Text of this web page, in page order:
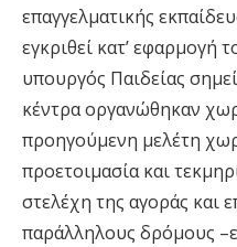
επαγγελματικής
εγκριθεί κατ’ εφαρμογή
υπουργός Παιδείας
κέντρα οργανώθηκαν
προηγούμενη μελέτη
προετοιμασία και
στελέχη της αγοράς και
παράλληλους δρόμους